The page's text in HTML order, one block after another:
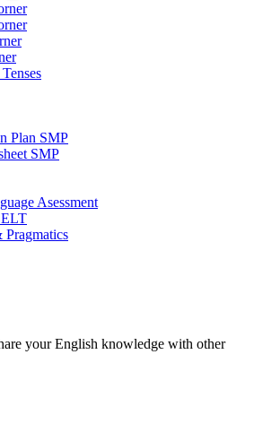
Plan SMP
SMP
Asessment
ELT
Pragmatics
your English knowledge with other